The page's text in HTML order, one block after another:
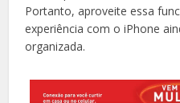
Portanto, aproveite essa
experiência com o iPhone
organizada.